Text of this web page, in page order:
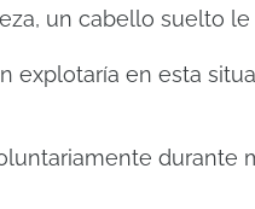
un cabello suelto
explotaría en esta
durante